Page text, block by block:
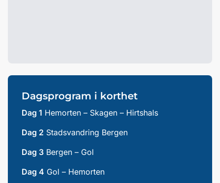
Dagsprogram i korthet
Dag 1 Hemorten – Skagen – Hirtshals
Dag 2 Stadsvandring Bergen
Dag 3 Bergen – Gol
Dag 4 Gol – Hemorten